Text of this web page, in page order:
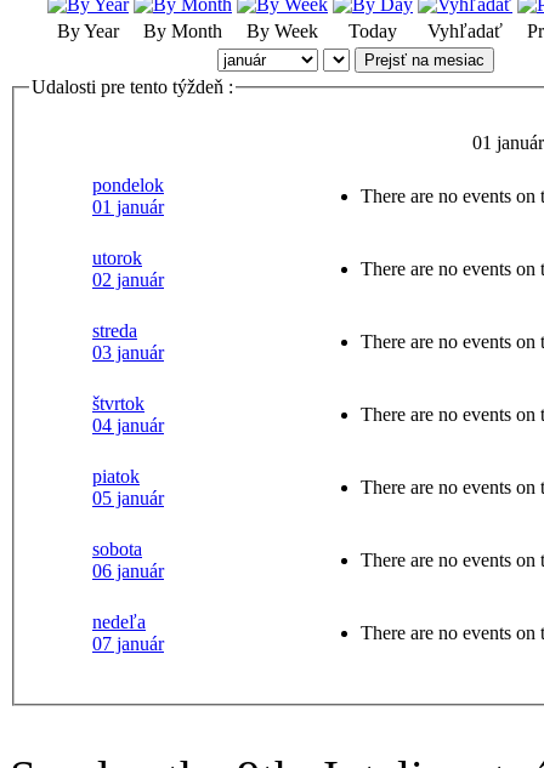
By Year By Month By Week Today Vyhľadať
Prejsť na mesiac
Udalosti pre tento týždeň :
01
pondelok
01 január
There are no events on
utorok
02 január
There are no events on
streda
03 január
There are no events on
štvrtok
04 január
There are no events on
piatok
05 január
There are no events on
sobota
06 január
There are no events on
nedeľa
07 január
There are no events on